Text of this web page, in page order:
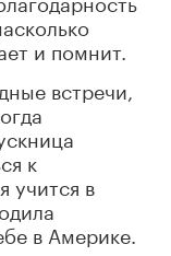
и помнит.
встречи,
к
учится в
в Америке.